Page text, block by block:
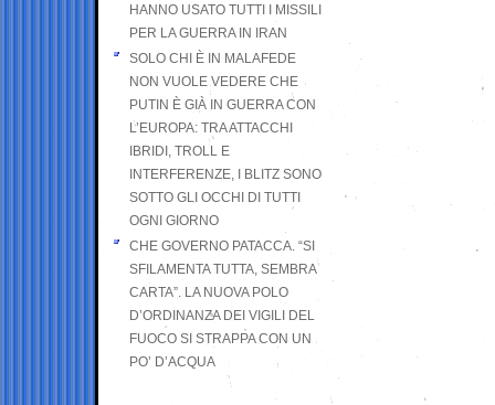
HANNO USATO TUTTI I MISSILI
PER LA GUERRA IN IRAN
SOLO CHI È IN MALAFEDE
NON VUOLE VEDERE CHE
PUTIN È GIÀ IN GUERRA CON
L’EUROPA: TRA ATTACCHI
IBRIDI, TROLL E
INTERFERENZE, I BLITZ SONO
SOTTO GLI OCCHI DI TUTTI
OGNI GIORNO
CHE GOVERNO PATACCA. “SI
SFILAMENTA TUTTA, SEMBRA
CARTA”. LA NUOVA POLO
D’ORDINANZA DEI VIGILI DEL
FUOCO SI STRAPPA CON UN
PO’ D’ACQUA